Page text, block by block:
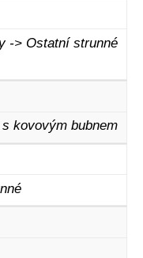
-> Ostatní strunné
kovovým bubnem